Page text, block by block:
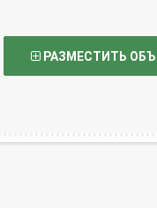
РАЗМЕСТИТЬ